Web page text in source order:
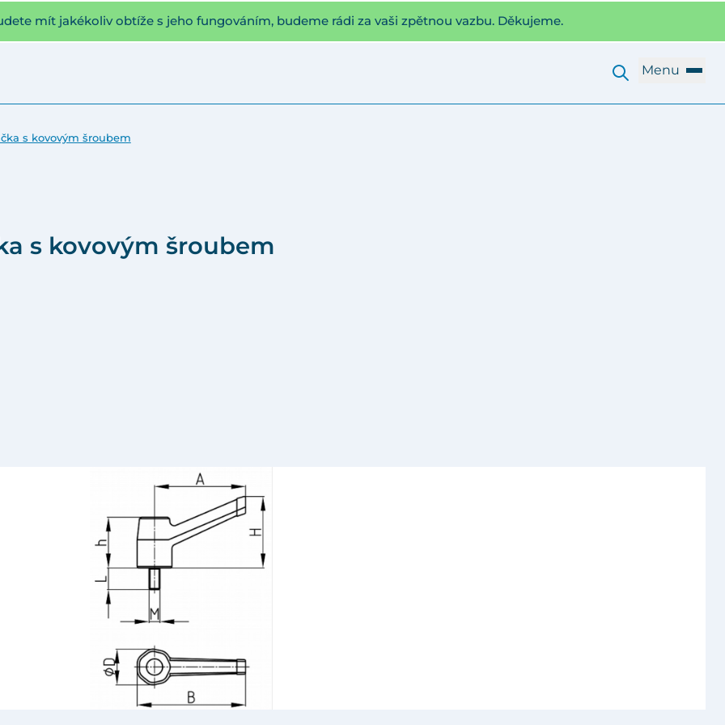
mít jakékoliv obtíže s jeho fungováním, budeme rádi za vaši zpětnou vazbu. Děkujeme.
Menu
s kovovým šroubem
s kovovým šroubem